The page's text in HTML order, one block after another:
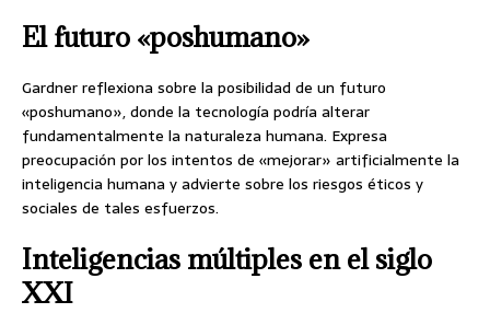
El futuro «poshumano»
Gardner reflexiona sobre la posibilidad de un futuro
«poshumano», donde la tecnología podría alterar
fundamentalmente la naturaleza humana. Expresa
preocupación por los intentos de «mejorar» artificialmente la
inteligencia humana y advierte sobre los riesgos éticos y
sociales de tales esfuerzos.
Inteligencias múltiples en el siglo
XXI